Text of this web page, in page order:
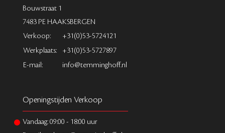
Bouwstraat 1
7483 PE HAAKSBERGEN
Verkoop:
+31(0)53-5724121
Werkplaats:
+31(0)53-5727897
E-mail:
info@temminghoff.nl
Openingstijden Verkoop
Vandaag:09:00 - 18:00 uur